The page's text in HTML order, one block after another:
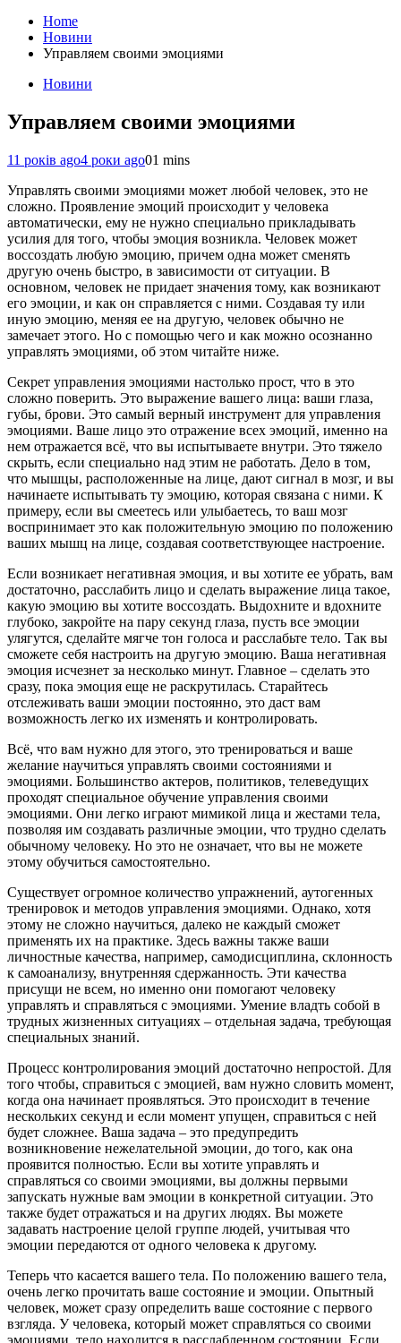
Home
Новини
Управляем своими эмоциями
Новини
Управляем своими эмоциями
11 років ago4 роки ago01 mins
Управлять своими эмоциями может любой человек, это не
сложно. Проявление эмоций происходит у человека
автоматически, ему не нужно специально прикладывать
усилия для того, чтобы эмоция возникла. Человек может
воссоздать любую эмоцию, причем одна может сменять
другую очень быстро, в зависимости от ситуации. В
основном, человек не придает значения тому, как возникают
его эмоции, и как он справляется с ними. Создавая ту или
иную эмоцию, меняя ее на другую, человек обычно не
замечает этого. Но с помощью чего и как можно осознанно
управлять эмоциями, об этом читайте ниже.
Секрет управления эмоциями настолько прост, что в это
сложно поверить. Это выражение вашего лица: ваши глаза,
губы, брови. Это самый верный инструмент для управления
эмоциями. Ваше лицо это отражение всех эмоций, именно на
нем отражается всё, что вы испытываете внутри. Это тяжело
скрыть, если специально над этим не работать. Дело в том,
что мышцы, расположенные на лице, дают сигнал в мозг, и вы
начинаете испытывать ту эмоцию, которая связана с ними. К
примеру, если вы смеетесь или улыбаетесь, то ваш мозг
воспринимает это как положительную эмоцию по положению
ваших мышц на лице, создавая соответствующее настроение.
Если возникает негативная эмоция, и вы хотите ее убрать, вам
достаточно, расслабить лицо и сделать выражение лица такое,
какую эмоцию вы хотите воссоздать. Выдохните и вдохните
глубоко, закройте на пару секунд глаза, пусть все эмоции
улягутся, сделайте мягче тон голоса и расслабьте тело. Так вы
сможете себя настроить на другую эмоцию. Ваша негативная
эмоция исчезнет за несколько минут. Главное – сделать это
сразу, пока эмоция еще не раскрутилась. Старайтесь
отслеживать ваши эмоции постоянно, это даст вам
возможность легко их изменять и контролировать.
Всё, что вам нужно для этого, это тренироваться и ваше
желание научиться управлять своими состояниями и
эмоциями. Большинство актеров, политиков, телеведущих
проходят специальное обучение управления своими
эмоциями. Они легко играют мимикой лица и жестами тела,
позволяя им создавать различные эмоции, что трудно сделать
обычному человеку. Но это не означает, что вы не можете
этому обучиться самостоятельно.
Существует огромное количество упражнений, аутогенных
тренировок и методов управления эмоциями. Однако, хотя
этому не сложно научиться, далеко не каждый сможет
применять их на практике. Здесь важны также ваши
личностные качества, например, самодисциплина, склонность
к самоанализу, внутренняя сдержанность. Эти качества
присущи не всем, но именно они помогают человеку
управлять и справляться с эмоциями. Умение владть собой в
трудных жизненных ситуациях – отдельная задача, требующая
специальных знаний.
Процесс контролирования эмоций достаточно непростой. Для
того чтобы, справиться с эмоцией, вам нужно словить момент,
когда она начинает проявляться. Это происходит в течение
нескольких секунд и если момент упущен, справиться с ней
будет сложнее. Ваша задача – это предупредить
возникновение нежелательной эмоции, до того, как она
проявится полностью. Если вы хотите управлять и
справляться со своими эмоциями, вы должны первыми
запускать нужные вам эмоции в конкретной ситуации. Это
также будет отражаться и на других людях. Вы можете
задавать настроение целой группе людей, учитывая что
эмоции передаются от одного человека к другому.
Теперь что касается вашего тела. По положению вашего тела,
очень легко прочитать ваше состояние и эмоции. Опытный
человек, может сразу определить ваше состояние с первого
взгляда. У человека, который может справляться со своими
эмоциями, тело находится в расслабленном состоянии. Если